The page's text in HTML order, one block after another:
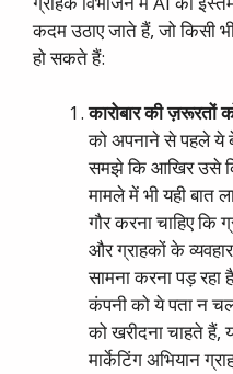
कदम उठाए जाते हैं, जो किसी
हो सकते हैं:
कारोबारकीज़रूरतों
को अपनाने से पहले ये
समझे कि आखिर उसे
मामले में भी यही बात
गौर करना चाहिए कि
और ग्राहकों के
सामना करना पड़ रहा
कंपनी को ये पता न चल
को खरीदना चाहते हैं,
मार्केटिंग अभियान